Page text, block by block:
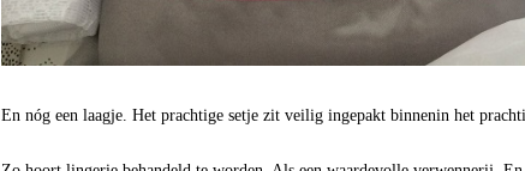
En nóg een laagje. Het prachtige setje zit veilig ingepakt binnenin het